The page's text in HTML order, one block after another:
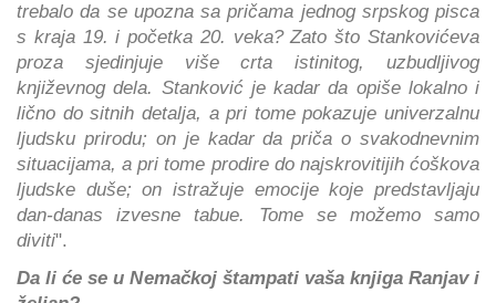
trebalo da se upozna sa pričama jednog srpskog pisca
s kraja 19. i početka 20. veka? Zato što Stankovićeva
proza sjedinjuje više crta istinitog, uzbudljivog
književnog dela. Stanković je kadar da opiše lokalno i
lično do sitnih detalja, a pri tome pokazuje univerzalnu
ljudsku prirodu; on je kadar da priča o svakodnevnim
situacijama, a pri tome prodire do najskrovitijih ćoškova
ljudske duše; on istražuje emocije koje predstavljaju
dan-danas izvesne tabue. Tome se možemo samo
diviti".
Da li će se u Nemačkoj štampati vaša knjiga Ranjav i